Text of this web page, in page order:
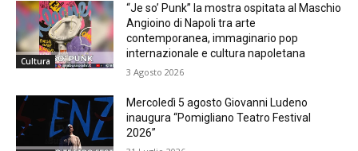
Cultura
“Je so’ Punk” la mostra ospitata al Maschio
Angioino di Napoli tra arte
contemporanea, immaginario pop
internazionale e cultura napoletana
3 Agosto 2026
Mercoledì 5 agosto Giovanni Ludeno
inaugura “Pomigliano Teatro Festival
2026”